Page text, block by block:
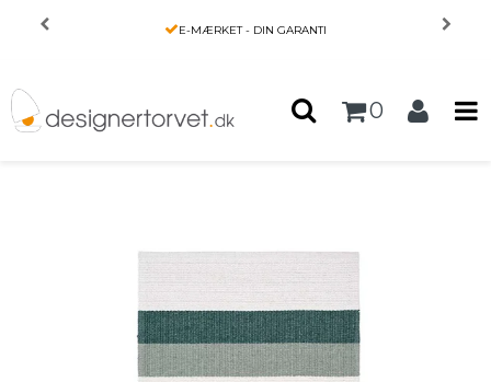
E-MÆRKET - DIN GARANTI
0
Forside INTERIØR /